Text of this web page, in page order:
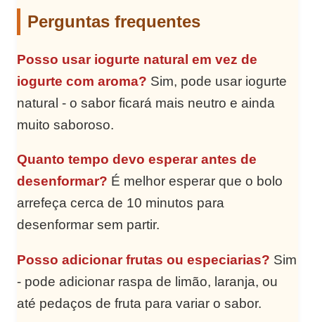
Perguntas frequentes
Posso usar iogurte natural em vez de
iogurte com aroma? Sim, pode usar iogurte
natural - o sabor ficará mais neutro e ainda
muito saboroso.
Quanto tempo devo esperar antes de
desenformar? É melhor esperar que o bolo
arrefeça cerca de 10 minutos para
desenformar sem partir.
Posso adicionar frutas ou especiarias? Sim
- pode adicionar raspa de limão, laranja, ou
até pedaços de fruta para variar o sabor.